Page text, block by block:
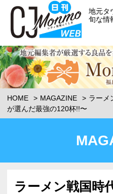
地元タ
旬な情
HOME MAGAZINE
ラーメ
が選んだ最強の120杯!!〜
ラーメン戦国時